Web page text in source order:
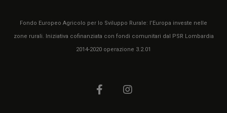
Fondo Europeo Agricolo per lo Sviluppo Rurale: l’Europa investe nelle
zone rurali. Iniziativa cofinanziata con fondi comunitari dal PSR Lombardia
2014-2020 operazione 3.2.01